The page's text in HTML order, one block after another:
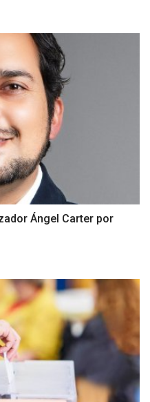
Ángel Carter por